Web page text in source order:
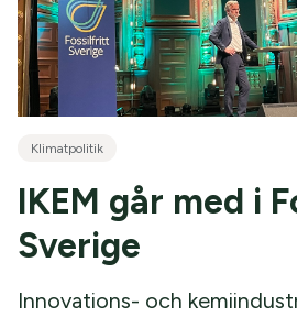
Klimatpolitik
IKEM går med i
Sverige
Innovations- och